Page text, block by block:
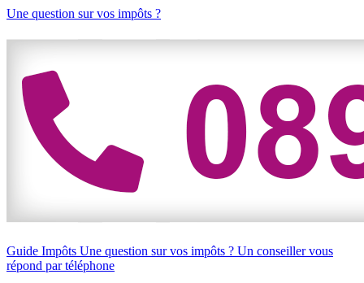
Une question sur vos impôts ?
Guide Impôts Une question sur vos impôts ? Un conseiller vous
répond par téléphone